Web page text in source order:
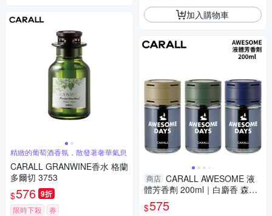
精緻的葡萄酒香氛，散發著奢華氣息
CARALL GRANWINE香水 格蘭
多爾切 3753
$576 9折
限時下殺 券
加入購物車
商店 CARALL AWESOME 液
體芳香劑 200ml｜白麝香 森林
香氛 水漾香氛
$575